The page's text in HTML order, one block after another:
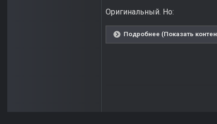
Оригинальный. Но:
Подробнее (Показать